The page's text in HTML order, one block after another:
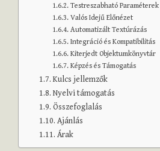
Testreszabható Paraméterek
Valós Idejű Előnézet
Automatizált Textúrázás
Integráció és Kompatibilitás
Kiterjedt Objektumkönyvtár
Képzés és Támogatás
Kulcs jellemzők
Nyelvi támogatás
Összefoglalás
Ajánlás
Árak